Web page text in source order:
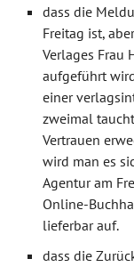
dass die
Freitag ist,
Verlages Frau
aufgeführt
einer
zweimal
Vertrauen
wird man es
Agentur am
Online-
lieferbar auf.
dass die